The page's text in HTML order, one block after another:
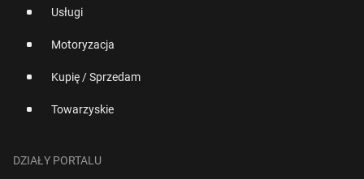
Usługi
Motoryzacja
Kupię / Sprzedam
Towarzyskie
DZIAŁY PORTALU